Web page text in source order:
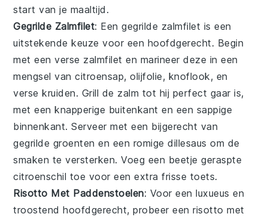
start van je maaltijd.
Gegrilde Zalmfilet: Eengegrilde zalmfilet is een
uitstekende keuze voor een hoofdgerecht. Begin
met een verse zalmfilet en marineer deze in een
mengsel vancitroensap,olijfolie, knoflook, en
verse kruiden. Grill de zalm tot hij perfect gaar is,
met een knapperige buitenkant en een sappige
binnenkant. Serveer met een bijgerecht van
gegrilde groenten en een romige dillesaus om de
smaken te versterken. Voeg een beetjegeraspte
citroenschil toe voor een extra frisse toets.
Risotto Met Paddenstoelen: Voor een luxueus en
troostend hoofdgerecht, probeer eenrisotto met